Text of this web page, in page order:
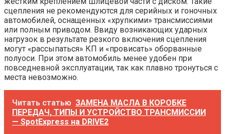
сцепления не рекомендуются для серийных и гоночных
автомобилей, оснащенных «хрупкими» трансмиссиями
или полным приводом. Ввиду возникающих ударных
нагрузок в результате резкого включения сцепления
могут «рассыпаться» КП и «провисать» оборванные
полуоси. При этом автомобиль менее удобен при
повседневной эксплуатации, так как плавно тронуться с
места невозможно.
Читать статью ЗАМЕНА МАСЛА В КОРОБКЕ
ПЕРЕДАЧ, ТИПЫ И УСТРОЙСТВО ТРАНСМИССИИ
— SpotExpress на DRIVE2